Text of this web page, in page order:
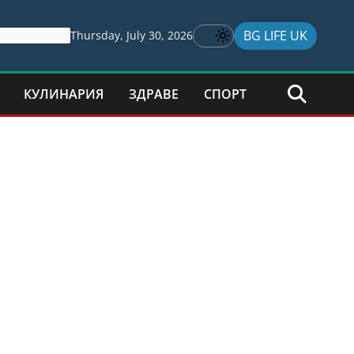
Thursday, July 30, 2026 BG LIFE UK
КУЛИНАРИЯ ЗДРАВЕ СПОРТ